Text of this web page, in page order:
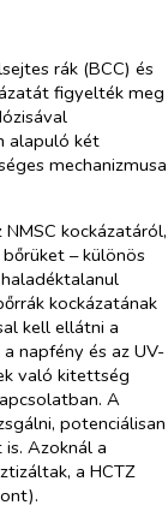
rák (BCC) és
figyelték meg
alapuló két
mechanizmusa
kockázatáról,
– különös
kockázatának
kell ellátni a
napfény és az UV-
való kitettség
A
potenciálisan
Azoknál a
a HCTZ